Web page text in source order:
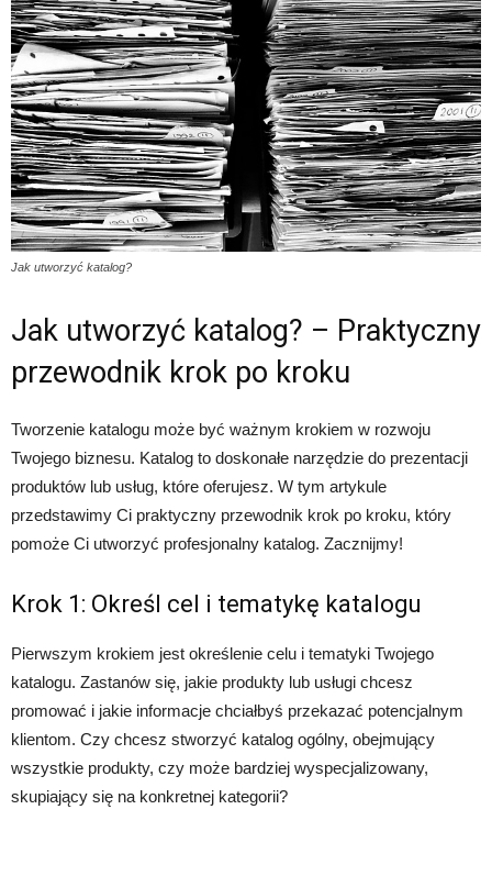
Jak utworzyć katalog?
Jak utworzyć katalog? – Praktyczny
przewodnik krok po kroku
Tworzenie katalogu może być ważnym krokiem w rozwoju
Twojego biznesu. Katalog to doskonałe narzędzie do prezentacji
produktów lub usług, które oferujesz. W tym artykule
przedstawimy Ci praktyczny przewodnik krok po kroku, który
pomoże Ci utworzyć profesjonalny katalog. Zacznijmy!
Krok 1: Określ cel i tematykę katalogu
Pierwszym krokiem jest określenie celu i tematyki Twojego
katalogu. Zastanów się, jakie produkty lub usługi chcesz
promować i jakie informacje chciałbyś przekazać potencjalnym
klientom. Czy chcesz stworzyć katalog ogólny, obejmujący
wszystkie produkty, czy może bardziej wyspecjalizowany,
skupiający się na konkretnej kategorii?